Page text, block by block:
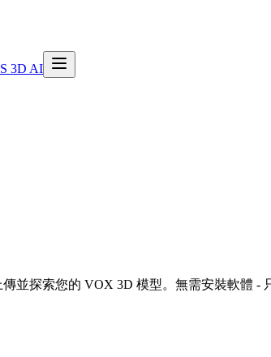
3D AI
並探索您的 VOX 3D 模型。無需安裝軟體 -